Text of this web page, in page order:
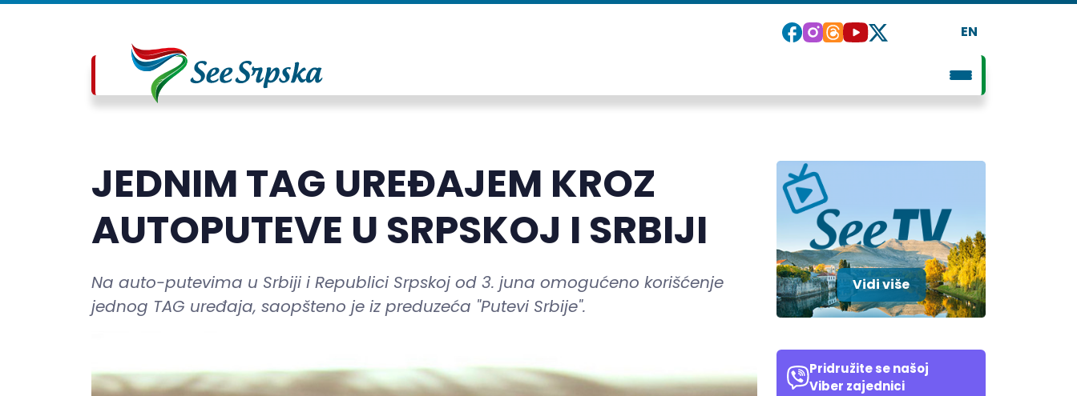
EN
JEDNIM TAG UREĐAJEM KROZ
AUTOPUTEVE U SRPSKOJ I SRBIJI
Na auto-putevima u Srbiji i Republici Srpskoj od 3. juna omogućeno korišćenje
jednog TAG uređaja, saopšteno je iz preduzeća "Putevi Srbije".
Vidi više
Pridružite se našoj
Viber zajednici